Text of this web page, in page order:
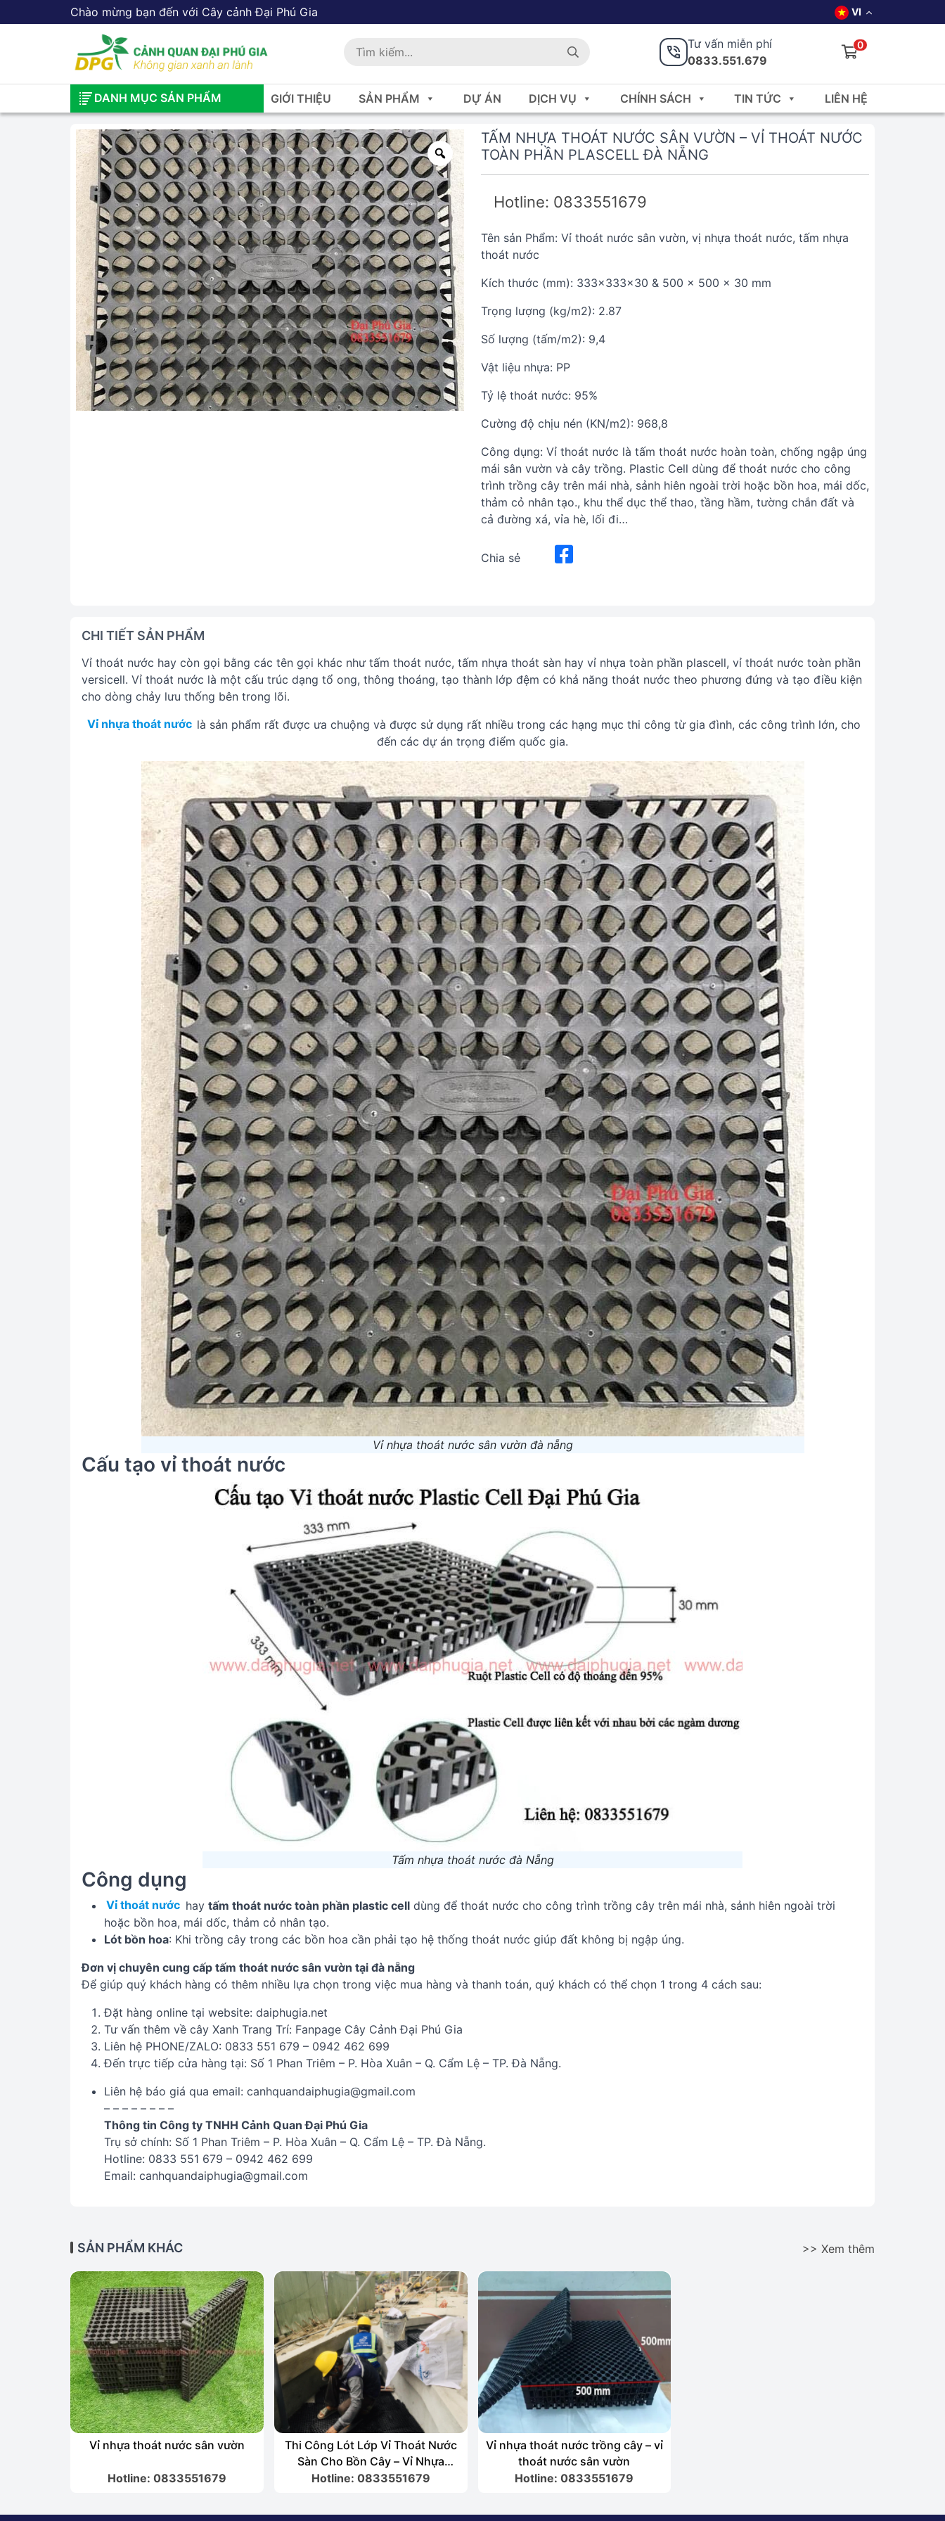
Chào mừng bạn đến với Cây cảnh Đại Phú Gia VI
Tư vấn miễn phí
0833.551.679
0
DANH MỤC SẢN PHẨM GIỚI THIỆU SẢN PHẨM DỰ ÁN DỊCH VỤ CHÍNH SÁCH TIN TỨC LIÊN HỆ
TẤM NHỰA THOÁT NƯỚC SÂN VƯỜN – VỈ THOÁT NƯỚC
TOÀN PHẦN PLASCELL ĐÀ NẴNG
Hotline: 0833551679
Tên sản Phẩm: Vỉ thoát nước sân vườn, vị nhựa thoát nước, tấm nhựa
thoát nước
Kích thước (mm): 333x333x30 & 500 x 500 x 30 mm
Trọng lượng (kg/m2): 2.87
Số lượng (tấm/m2): 9,4
Vật liệu nhựa: PP
Tỷ lệ thoát nước: 95%
Cường độ chịu nén (KN/m2): 968,8
Công dụng: Vỉ thoát nước là tấm thoát nước hoàn toàn, chống ngập úng
mái sân vườn và cây trồng. Plastic Cell dùng để thoát nước cho công
trình trồng cây trên mái nhà, sảnh hiên ngoài trời hoặc bồn hoa, mái dốc,
thảm cỏ nhân tạo., khu thể dục thể thao, tầng hầm, tường chắn đất và
cả đường xá, vỉa hè, lối đi…
Chia sẻ
CHI TIẾT SẢN PHẨM
Vỉ thoát nước hay còn gọi bằng các tên gọi khác như tấm thoát nước, tấm nhựa thoát sàn hay vỉ nhựa toàn phần plascell, vỉ thoát nước toàn phần
versicell. Vỉ thoát nước là một cấu trúc dạng tổ ong, thông thoáng, tạo thành lớp đệm có khả năng thoát nước theo phương đứng và tạo điều kiện
cho dòng chảy lưu thống bên trong lõi.
Vỉ nhựa thoát nước là sản phẩm rất được ưa chuộng và được sử dụng rất nhiều trong các hạng mục thi công từ gia đình, các công trình lớn, cho
đến các dự án trọng điểm quốc gia.
Vỉ nhựa thoát nước sân vườn đà nẵng
Cấu tạo vỉ thoát nước
Tấm nhựa thoát nước đà Nẵng
Công dụng
Vỉ thoát nước haytấm thoát nước toàn phần plastic cell dùng để thoát nước cho công trình trồng cây trên mái nhà, sảnh hiên ngoài trời
hoặc bồn hoa, mái dốc, thảm cỏ nhân tạo.
Lót bồn hoa: Khi trồng cây trong các bồn hoa cần phải tạo hệ thống thoát nước giúp đất không bị ngập úng.
Đơn vị chuyên cung cấp tấm thoát nước sân vườn tại đà nẵng
Để giúp quý khách hàng có thêm nhiều lựa chọn trong việc mua hàng và thanh toán, quý khách có thể chọn 1 trong 4 cách sau:
Đặt hàng online tại website: daiphugia.net
Tư vấn thêm về cây Xanh Trang Trí: Fanpage Cây Cảnh Đại Phú Gia
Liên hệ PHONE/ZALO: 0833 551 679 – 0942 462 699
Đến trực tiếp cửa hàng tại: Số 1 Phan Triêm – P. Hòa Xuân – Q. Cẩm Lệ – TP. Đà Nẵng.
Liên hệ báo giá qua email: canhquandaiphugia@gmail.com
– – – – – – – –
Thông tin Công ty TNHH Cảnh Quan Đại Phú Gia
Trụ sở chính: Số 1 Phan Triêm – P. Hòa Xuân – Q. Cẩm Lệ – TP. Đà Nẵng.
Hotline: 0833 551 679 – 0942 462 699
Email: canhquandaiphugia@gmail.com
SẢN PHẨM KHÁC >> Xem thêm
Vỉ nhựa thoát nước sân vườn
Hotline: 0833551679
Thi Công Lót Lớp Vỉ Thoát Nước
Sàn Cho Bồn Cây – Vỉ Nhựa
Thoát…
Hotline: 0833551679
Vỉ nhựa thoát nước trồng cây – vỉ
thoát nước sân vườn
Hotline: 0833551679